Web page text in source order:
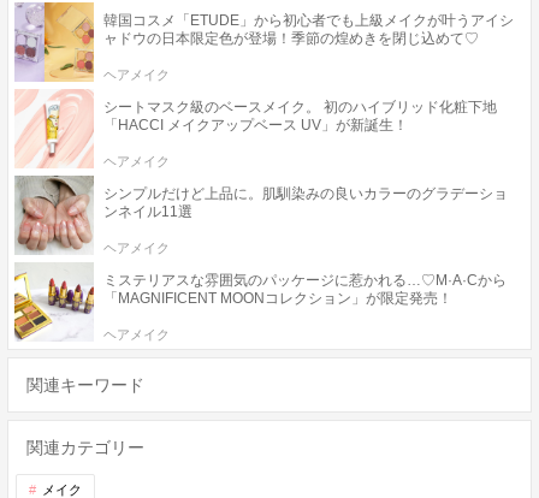
韓国コスメ「ETUDE」から初心者でも上級メイクが叶うアイシ
ャドウの日本限定色が登場！季節の煌めきを閉じ込めて♡
ヘアメイク
シートマスク級のベースメイク。 初のハイブリッド化粧下地
「HACCI メイクアップベース UV」が新誕生！
ヘアメイク
シンプルだけど上品に。肌馴染みの良いカラーのグラデーショ
ンネイル11選
ヘアメイク
ミステリアスな雰囲気のパッケージに惹かれる…♡M·A·Cから
「MAGNIFICENT MOONコレクション」が限定発売！
ヘアメイク
関連キーワード
関連カテゴリー
メイク